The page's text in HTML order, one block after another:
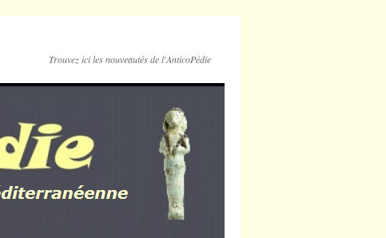
Trouvez ici les nouveautés de l'AnticoPédie